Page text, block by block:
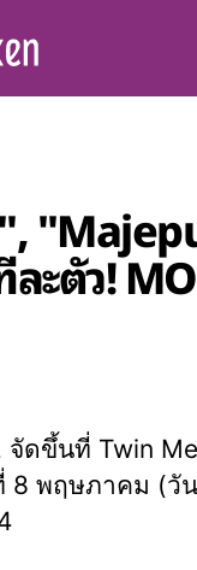
ะตัว!
จัดขึ้นที่ Twin
8 พฤษภาคม (วั